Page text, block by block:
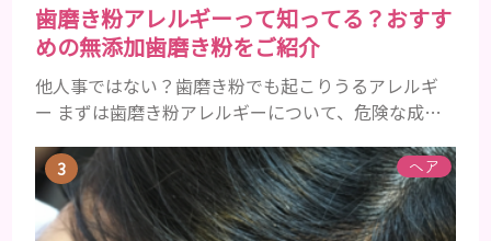
歯磨き粉アレルギーって知ってる？おすす
めの無添加歯磨き粉をご紹介
他人事ではない？歯磨き粉でも起こりうるアレルギ
ー まずは歯磨き粉アレルギーについて、危険な成分
まれるアレルギーを起こすおそれのある成分 まず、
普段お使いの歯磨き粉に含まれているどの成分にア
レルギーを引き起こすおそれがあるのかを説明しま
ヘア